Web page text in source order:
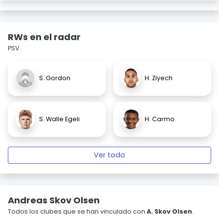
RWs en el radar
PSV
S. Gordon H. Ziyech
S. Walle Egeli H. Carmo
Ver todo
Andreas Skov Olsen
Todos los clubes que se han vinculado con A. Skov Olsen.